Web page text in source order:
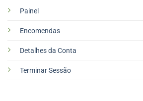
Painel
Encomendas
Detalhes da Conta
Terminar Sessão